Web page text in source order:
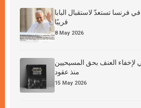
في فرنسا تستعدّ لاستقبال البابا
قريبًا
8 May 2026
لإخفاء العنف بحق المسيحيين
منذ عقود
15 May 2026